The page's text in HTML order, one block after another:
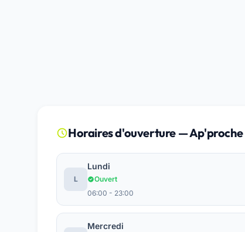
Horaires d'ouverture —
L
Lundi
Ouvert
06:00 - 23:00
Mercredi